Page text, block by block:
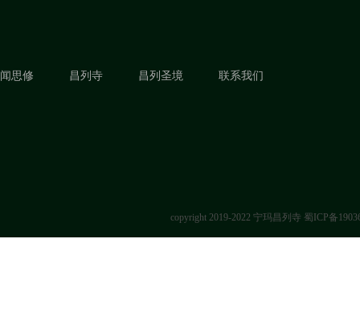
闻思修 昌列寺 昌列圣境 联系我们
copyright 2019-2022 宁玛昌列寺 蜀ICP备